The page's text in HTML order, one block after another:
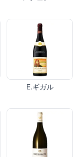
E.ギガル